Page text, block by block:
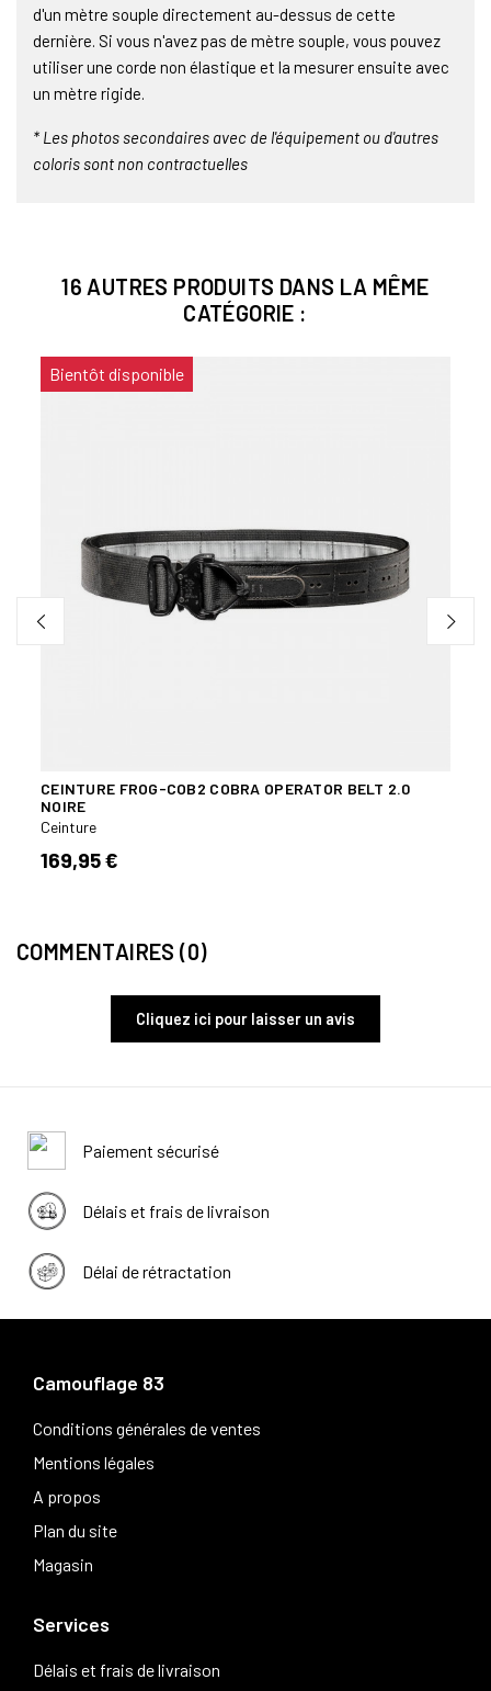
d'un mètre souple directement au-dessus de cette
dernière. Si vous n'avez pas de mètre souple, vous pouvez
utiliser une corde non élastique et la mesurer ensuite avec
un mètre rigide.
* Les photos secondaires avec de l'équipement ou d'autres
coloris sont non contractuelles
16 AUTRES PRODUITS DANS LA MÊME
CATÉGORIE :
Bientôt disponible
CEINTURE FROG-COB2 COBRA OPERATOR BELT 2.0
NOIRE
Ceinture
169,95 €
COMMENTAIRES (0)
Cliquez ici pour laisser un avis
Paiement sécurisé
Délais et frais de livraison
Délai de rétractation
Camouflage 83
Conditions générales de ventes
Mentions légales
A propos
Plan du site
Magasin
Services
Délais et frais de livraison